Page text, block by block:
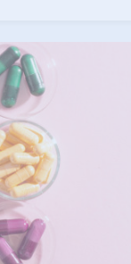
jest najlepsza.